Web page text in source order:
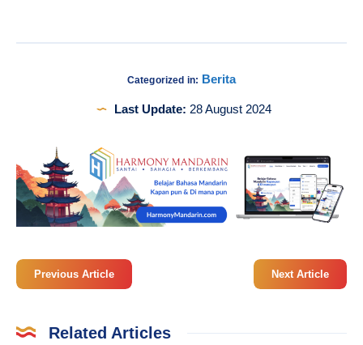
Categorized in: Berita
Last Update: 28 August 2024
Previous Article Next Article
Related Articles